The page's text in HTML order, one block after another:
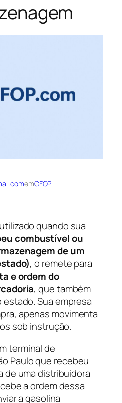
emCFOP
quando sua
combustível ou
de um
, o remete para
e ordem do
, que também
Sua empresa
apenas movimenta
sob instrução.
terminal de
Paulo que recebeu
de uma distribuidora
a ordem dessa
a gasolina